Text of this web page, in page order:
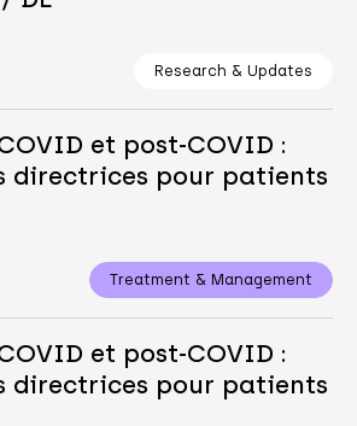
Research & Updates
et post-COVID :
directrices pour patients
Treatment & Management
et post-COVID :
directrices pour patients